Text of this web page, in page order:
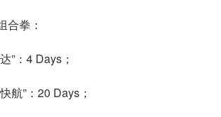
合拳：
”：4 Days；
航”：20 Days；